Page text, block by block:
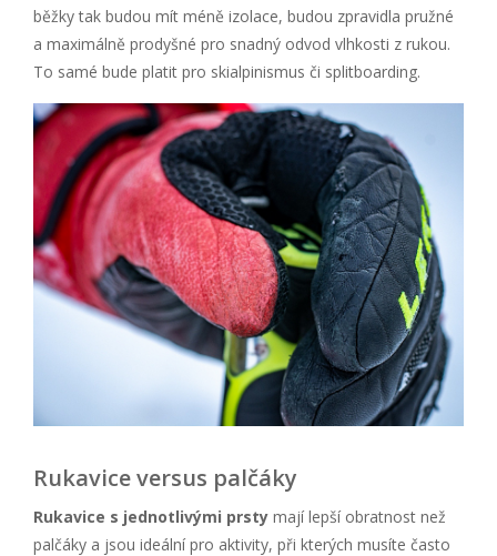
běžky tak budou mít méně izolace, budou zpravidla pružné
a maximálně prodyšné pro snadný odvod vlhkosti z rukou.
To samé bude platit pro skialpinismus či splitboarding.
Rukavice versus palčáky
Rukavice s jednotlivými prsty mají lepší obratnost než
palčáky a jsou ideální pro aktivity, při kterých musíte často